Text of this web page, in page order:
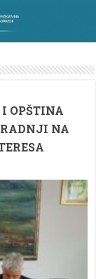
I OPŠTINA
NA